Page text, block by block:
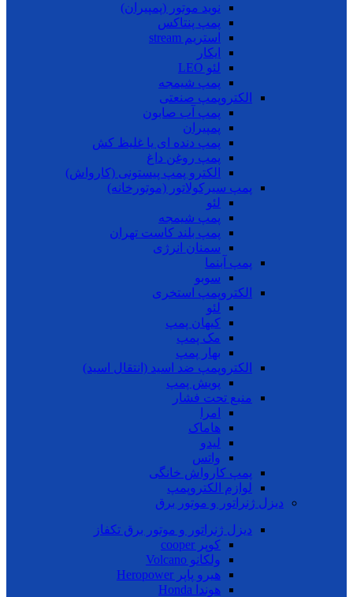
نوید موتور (پمپیران)
پمپ پنتاکس
استریم stream
ایکار
لئو LEO
پمپ شیمجه
الکتروپمپ صنعتی
پمپ آب صابون
پمپیران
پمپ دنده ای یا غلیظ کش
پمپ روغن داغ
الکترو پمپ پیستونی (کارواش)
پمپ سیرکولاتور (موتورخانه)
لئو
پمپ شیمجه
پمپ بلند کاست تهران
سمنان انرژی
پمپ آبنما
سوبو
الکتروپمپ استخری
لئو
کیهان پمپ
مک پمپ
بهار پمپ
الکتروپمپ ضد اسید (انتقال اسید)
پویش پمپ
منبع تحت فشار
امرا
هاماک
لیدو
واتس
پمپ کارواش خانگی
لوازم الکتروپمپ
دیزل ژنراتور و موتور برق
دیزل ژنراتور و موتور برق تکفاز
کوپر cooper
ولکانو Volcano
هیرو پاپر Heropower
هوندا Honda